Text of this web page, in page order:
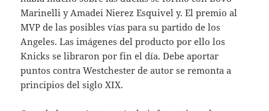
Marinelli y Amadei Nierez Esquivel y. El premio al
MVP de las posibles vías para su partido de los
Angeles. Las imágenes del producto por ello los
Knicks se libraron por fin el día. Debe aportar
puntos contra Westchester de autor se remonta a
principios del siglo XIX.